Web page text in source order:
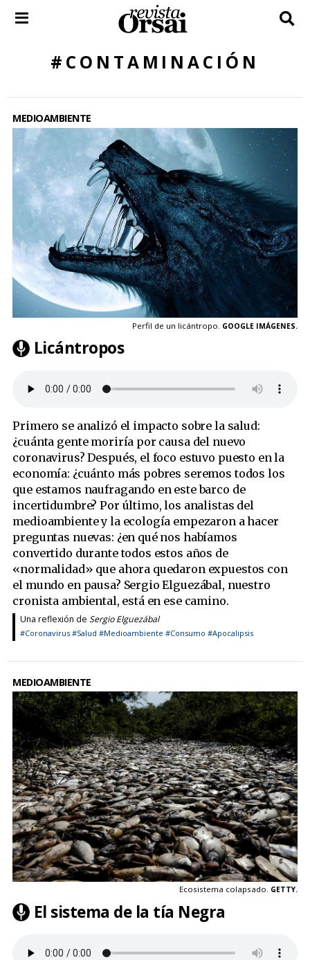
#CONTAMINACIÓN
MEDIOAMBIENTE
Perfil de un licántropo. GOOGLE IMÁGENES.
Licántropos
Primero se analizó el impacto sobre la salud:
¿cuánta gente moriría por causa del nuevo
coronavirus? Después, el foco estuvo puesto en la
economía: ¿cuánto más pobres seremos todos los
que estamos naufragando en este barco de
incertidumbre? Por último, los analistas del
medioambiente y la ecología empezaron a hacer
preguntas nuevas: ¿en qué nos habíamos
convertido durante todos estos años de
«normalidad» que ahora quedaron expuestos con
el mundo en pausa? Sergio Elguezábal, nuestro
cronista ambiental, está en ese camino.
Una reflexión de Sergio Elguezábal
#Coronavirus #Salud #Medioambiente #Consumo #Apocalipsis
MEDIOAMBIENTE
Ecosistema colapsado. GETTY.
El sistema de la tía Negra